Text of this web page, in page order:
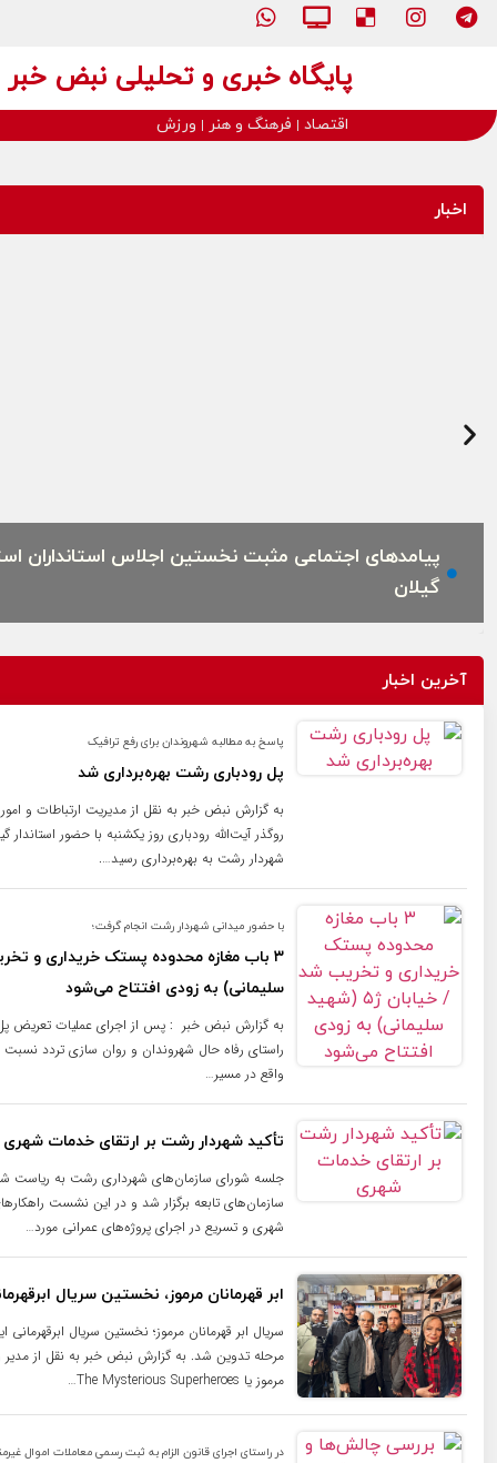
پایگاه خبری و تحلیلی نبض خبر
اقتصاد فرهنگ و هنر ورزش
اخبار
پیامدهای اجتماعی مثبت نخستین اجلاس استانداران
گیلان
آخرین اخبار
پاسخ به مطالبه شهروندان برای رفع ترافیک
پل رودباری رشت بهره‌برداری شد
به گزارش نبض خبر به نقل از مدیریت ارتباطات و
روگذر آیت‌الله رودباری روز یکشنبه با حضور
شهردار رشت به بهره‌برداری رسید….
با حضور میدانی شهردار رشت انجام گرفت؛
سلیمانی) به زودی افتتاح می‌شود
به گزارش نبض خبر : پس از اجرای عملیات تعریض
راستای رفاه حال شهروندان و روان سازی تردد
واقع در مسیر…
تأکید شهردار رشت بر ارتقای خدمات شهری
جلسه شورای سازمان‌های شهرداری رشت به ریاست
سازمان‌های تابعه برگزار شد و در این نشست
شهری و تسریع در اجرای پروژه‌های عمرانی مورد…
ابر قهرمانان مرموز، نخستین سریال
سریال ابر قهرمانان مرموز؛ نخستین سریال ابرقهرمانی
مرحله تدوین شد. به گزارش نبض خبر به نقل از مدیر
مرموز یا The Mysterious Superheroes…
در راستای اجرای قانون الزام به ثبت رسمی معاملات اموال